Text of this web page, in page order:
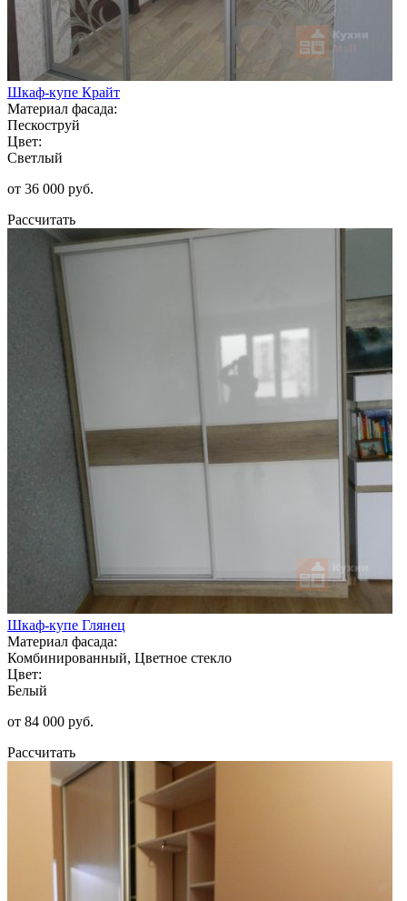
Шкаф-купе Крайт
Материал фасада:
Пескоструй
Цвет:
Светлый
от 36 000 руб.
Рассчитать
Шкаф-купе Глянец
Материал фасада:
Комбинированный, Цветное стекло
Цвет:
Белый
от 84 000 руб.
Рассчитать